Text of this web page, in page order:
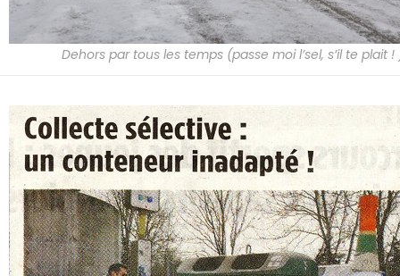
Dehors par tous les temps (passe moi l’sel, s’il te plait !